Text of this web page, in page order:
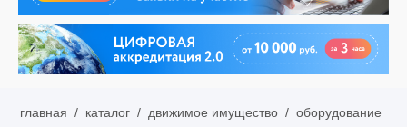
главная / каталог / движимое имущество / оборудование